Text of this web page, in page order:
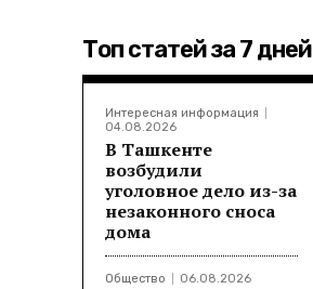
Топ статей за 7 дней
Интересная информация
04.08.2026
В Ташкенте
возбудили
уголовное дело из-за
незаконного сноса
дома
Общество 06.08.2026